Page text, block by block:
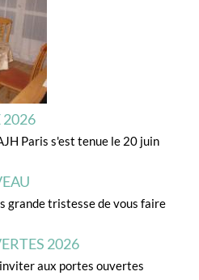
2026
Paris s'est tenue le 20 juin
grande tristesse de vous faire
2026
aux portes ouvertes